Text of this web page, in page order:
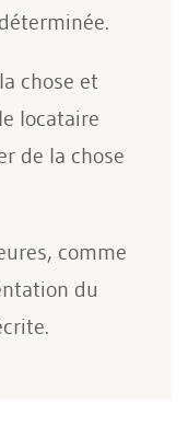
chose et
locataire
de la chose
comme
du